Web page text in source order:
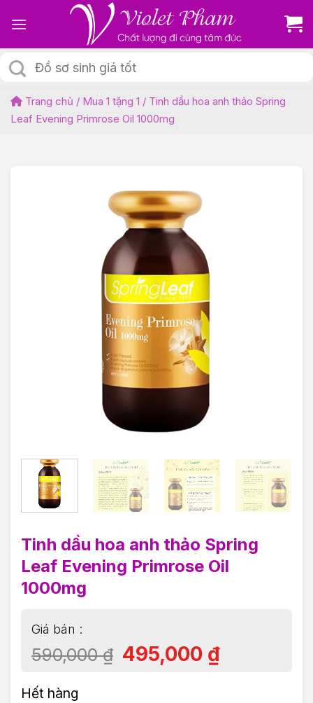
Tìm
kiếm:
Trang chủ / Mua 1 tặng 1 / Tinh dầu hoa anh thảo Spring
Leaf Evening Primrose Oil 1000mg
Tinh dầu hoa anh thảo Spring
Leaf Evening Primrose Oil
1000mg
590,000₫ 495,000 ₫
Hết hàng